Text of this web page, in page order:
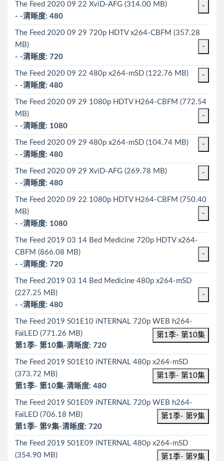
The Feed 2020 09 22 XviD-AFG (314.00 MB)
-
- -清晰度: 480
The Feed 2020 09 29 720p HDTV x264-CBFM (357.28
MB)
-
- -清晰度: 720
The Feed 2020 09 22 480p x264-mSD (122.76 MB)
-
- -清晰度: 480
The Feed 2020 09 29 1080p HDTV H264-CBFM (772.54
MB)
-
- -清晰度: 1080
The Feed 2020 09 29 480p x264-mSD (104.74 MB)
-
- -清晰度: 480
The Feed 2020 09 29 XviD-AFG (269.78 MB)
-
- -清晰度: 480
The Feed 2020 09 22 1080p HDTV H264-CBFM (750.40
MB)
-
- -清晰度: 1080
The Feed 2019 03 14 Bed Medicine 720p HDTV x264-
CBFM (866.08 MB)
-
- -清晰度: 720
The Feed 2019 03 14 Bed Medicine 480p x264-mSD
(227.25 MB)
-
- -清晰度: 480
The Feed 2019 S01E10 iNTERNAL 720p WEB h264-
FaiLED (771.26 MB)
第1季- 第10集
第1季- 第10集-清晰度: 720
The Feed 2019 S01E10 iNTERNAL 480p x264-mSD
(373.72 MB)
第1季- 第10集
第1季- 第10集-清晰度: 480
The Feed 2019 S01E09 iNTERNAL 720p WEB h264-
FaiLED (706.18 MB)
第1季- 第9集
第1季- 第9集-清晰度: 720
The Feed 2019 S01E09 iNTERNAL 480p x264-mSD
(354.90 MB)
第1季- 第9集